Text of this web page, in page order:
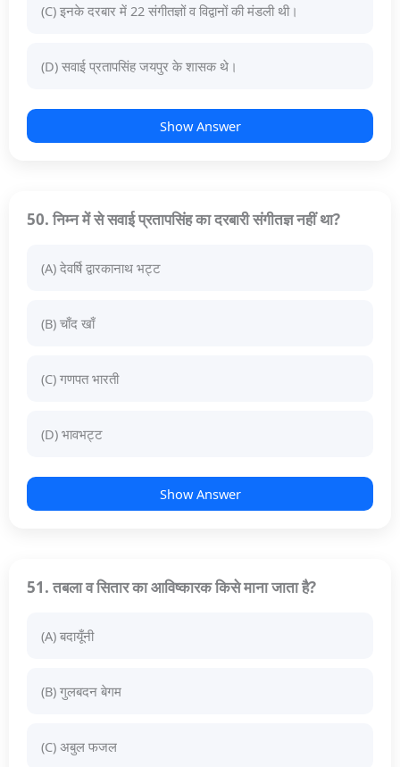
(C) इनके दरबार में 22 संगीतज्ञों व विद्वानों की मंडली थी।
(D) सवाई प्रतापसिंह जयपुर के शासक थे।
Show Answer
50. निम्न में से सवाई प्रतापसिंह का दरबारी संगीतज्ञ नहीं था?
(A) देवर्षि द्वारकानाथ भट्ट
(B) चाँद खाँ
(C) गणपत भारती
(D) भावभट्ट
Show Answer
51. तबला व सितार का आविष्कारक किसे माना जाता है?
(A) बदायूँनी
(B) गुलबदन बेगम
(C) अबुल फजल